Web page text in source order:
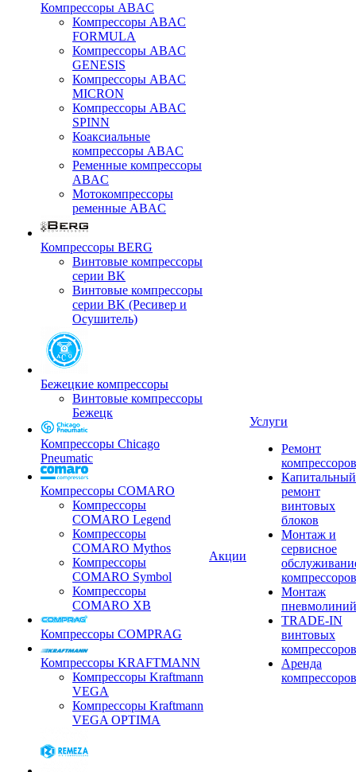
Компрессоры ABAC
Компрессоры ABAC
FORMULA
Компрессоры ABAC
GENESIS
Компрессоры ABAC
MICRON
Компрессоры ABAC
SPINN
Коаксиальные
компрессоры ABAC
Ременные компрессоры
ABAC
Мотокомпрессоры
ременные ABAC
Компрессоры BERG
Винтовые компрессоры
серии BK
Винтовые компрессоры
серии BK (Ресивер и
Осушитель)
Бежецкие компрессоры
Винтовые компрессоры
Бежецк
Компрессоры Chicago
Pneumatic
Компрессоры COMARO
Компрессоры
COMARO Legend
Компрессоры
COMARO Mythos
Компрессоры
COMARO Symbol
Компрессоры
COMARO XB
Компрессоры COMPRAG
Компрессоры KRAFTMANN
Компрессоры Kraftmann
VEGA
Компрессоры Kraftmann
VEGA OPTIMA
Акции
Услуги
Ремонт
компрессоров
Капитальный
ремонт
винтовых
блоков
Монтаж и
сервисное
компрессоров
Монтаж
пневмолиний
TRADE-IN
винтовых
компрессоров
Аренда
компрессоров